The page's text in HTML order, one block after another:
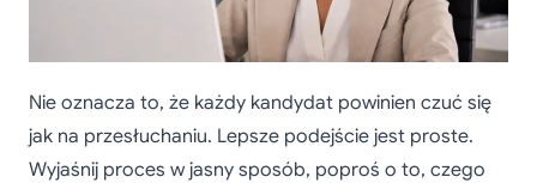
Nie oznacza to, że każdy kandydat powinien czuć się
jak na przesłuchaniu. Lepsze podejście jest proste.
Wyjaśnij proces w jasny sposób, poproś o to, czego